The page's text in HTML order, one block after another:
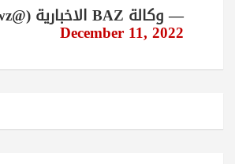
— وكالة BAZ الاخبارية (@baznewz)
December 11, 2022